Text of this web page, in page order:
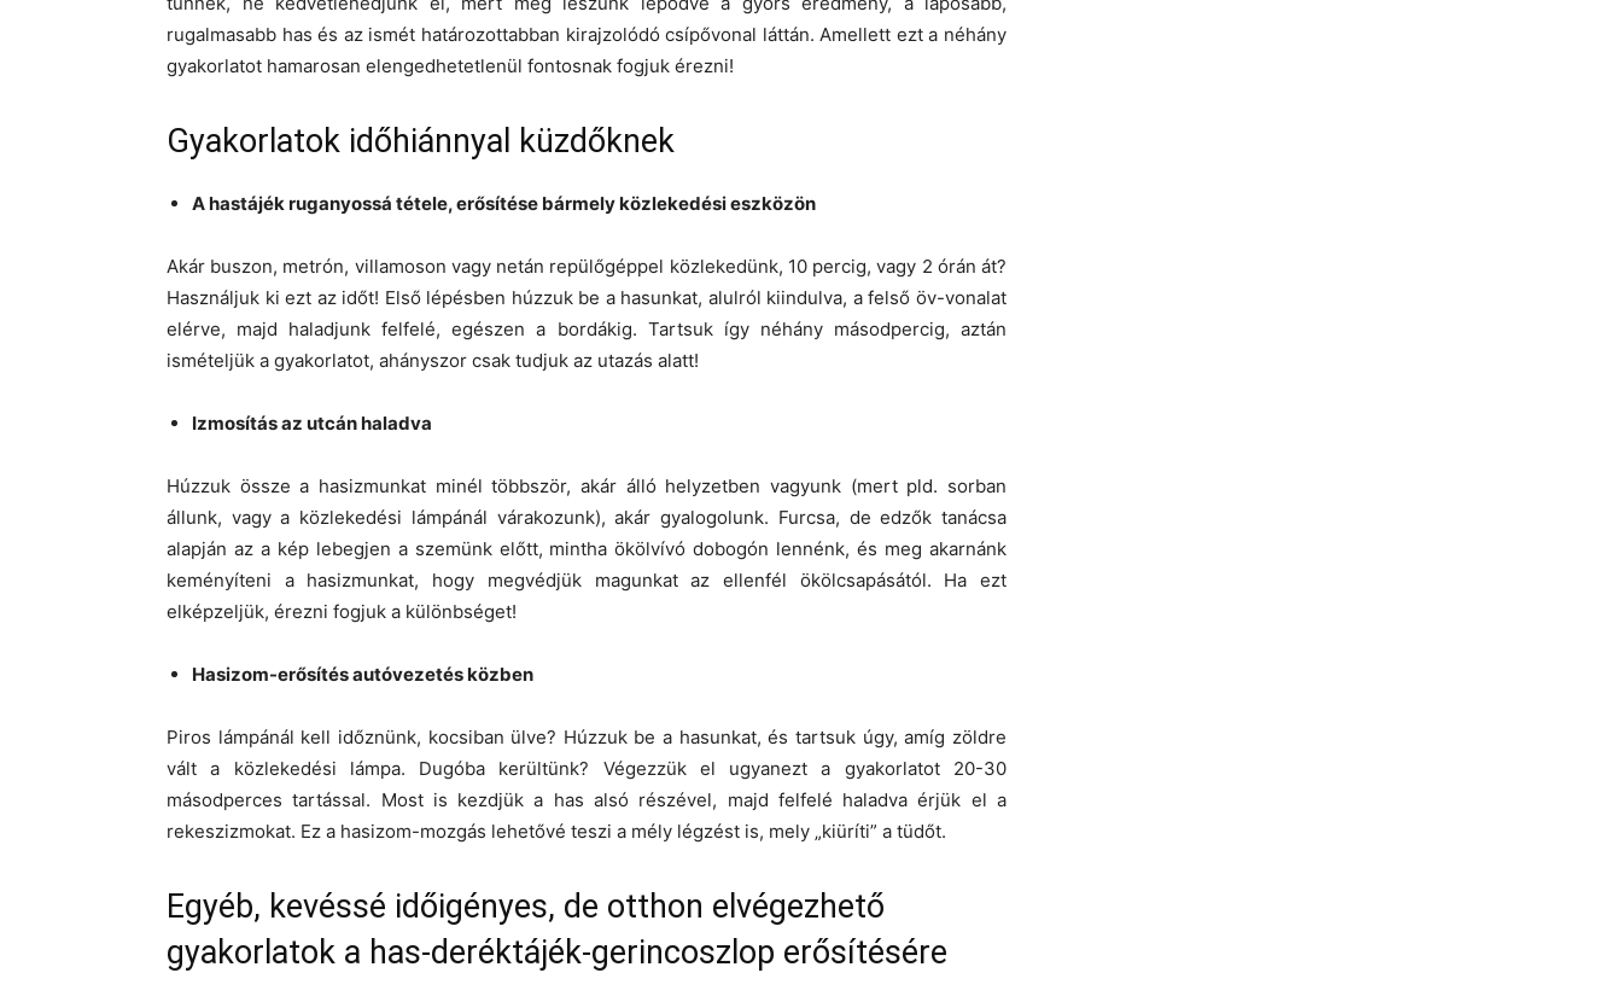
rugalmasabb has és az ismét határozottabban kirajzolódó csípővonal láttán. Amellett ezt a néhány
gyakorlatot hamarosan elengedhetetlenül fontosnak fogjuk érezni!
Gyakorlatok időhiánnyal küzdőknek
A hastájék ruganyossá tétele, erősítése bármely közlekedési eszközön
Akár buszon, metrón, villamoson vagy netán repülőgéppel közlekedünk, 10 percig, vagy 2 órán át?
Használjuk ki ezt az időt! Első lépésben húzzuk be a hasunkat, alulról kiindulva, a felső öv-vonalat
elérve, majd haladjunk felfelé, egészen a bordákig. Tartsuk így néhány másodpercig, aztán
ismételjük a gyakorlatot, ahányszor csak tudjuk az utazás alatt!
Izmosítás az utcán haladva
Húzzuk össze a hasizmunkat minél többször, akár álló helyzetben vagyunk (mert pld. sorban
állunk, vagy a közlekedési lámpánál várakozunk), akár gyalogolunk. Furcsa, de edzők tanácsa
alapján az a kép lebegjen a szemünk előtt, mintha ökölvívó dobogón lennénk, és meg akarnánk
keményíteni a hasizmunkat, hogy megvédjük magunkat az ellenfél ökölcsapásától. Ha ezt
elképzeljük, érezni fogjuk a különbséget!
Hasizom-erősítés autóvezetés közben
Piros lámpánál kell időznünk, kocsiban ülve? Húzzuk be a hasunkat, és tartsuk úgy, amíg zöldre
vált a közlekedési lámpa. Dugóba kerültünk? Végezzük el ugyanezt a gyakorlatot 20-30
másodperces tartással. Most is kezdjük a has alsó részével, majd felfelé haladva érjük el a
rekeszizmokat. Ez a hasizom-mozgás lehetővé teszi a mély légzést is, mely „kiüríti” a tüdőt.
Egyéb, kevéssé időigényes, de otthon elvégezhető
gyakorlatok a has-deréktájék-gerincoszlop erősítésére